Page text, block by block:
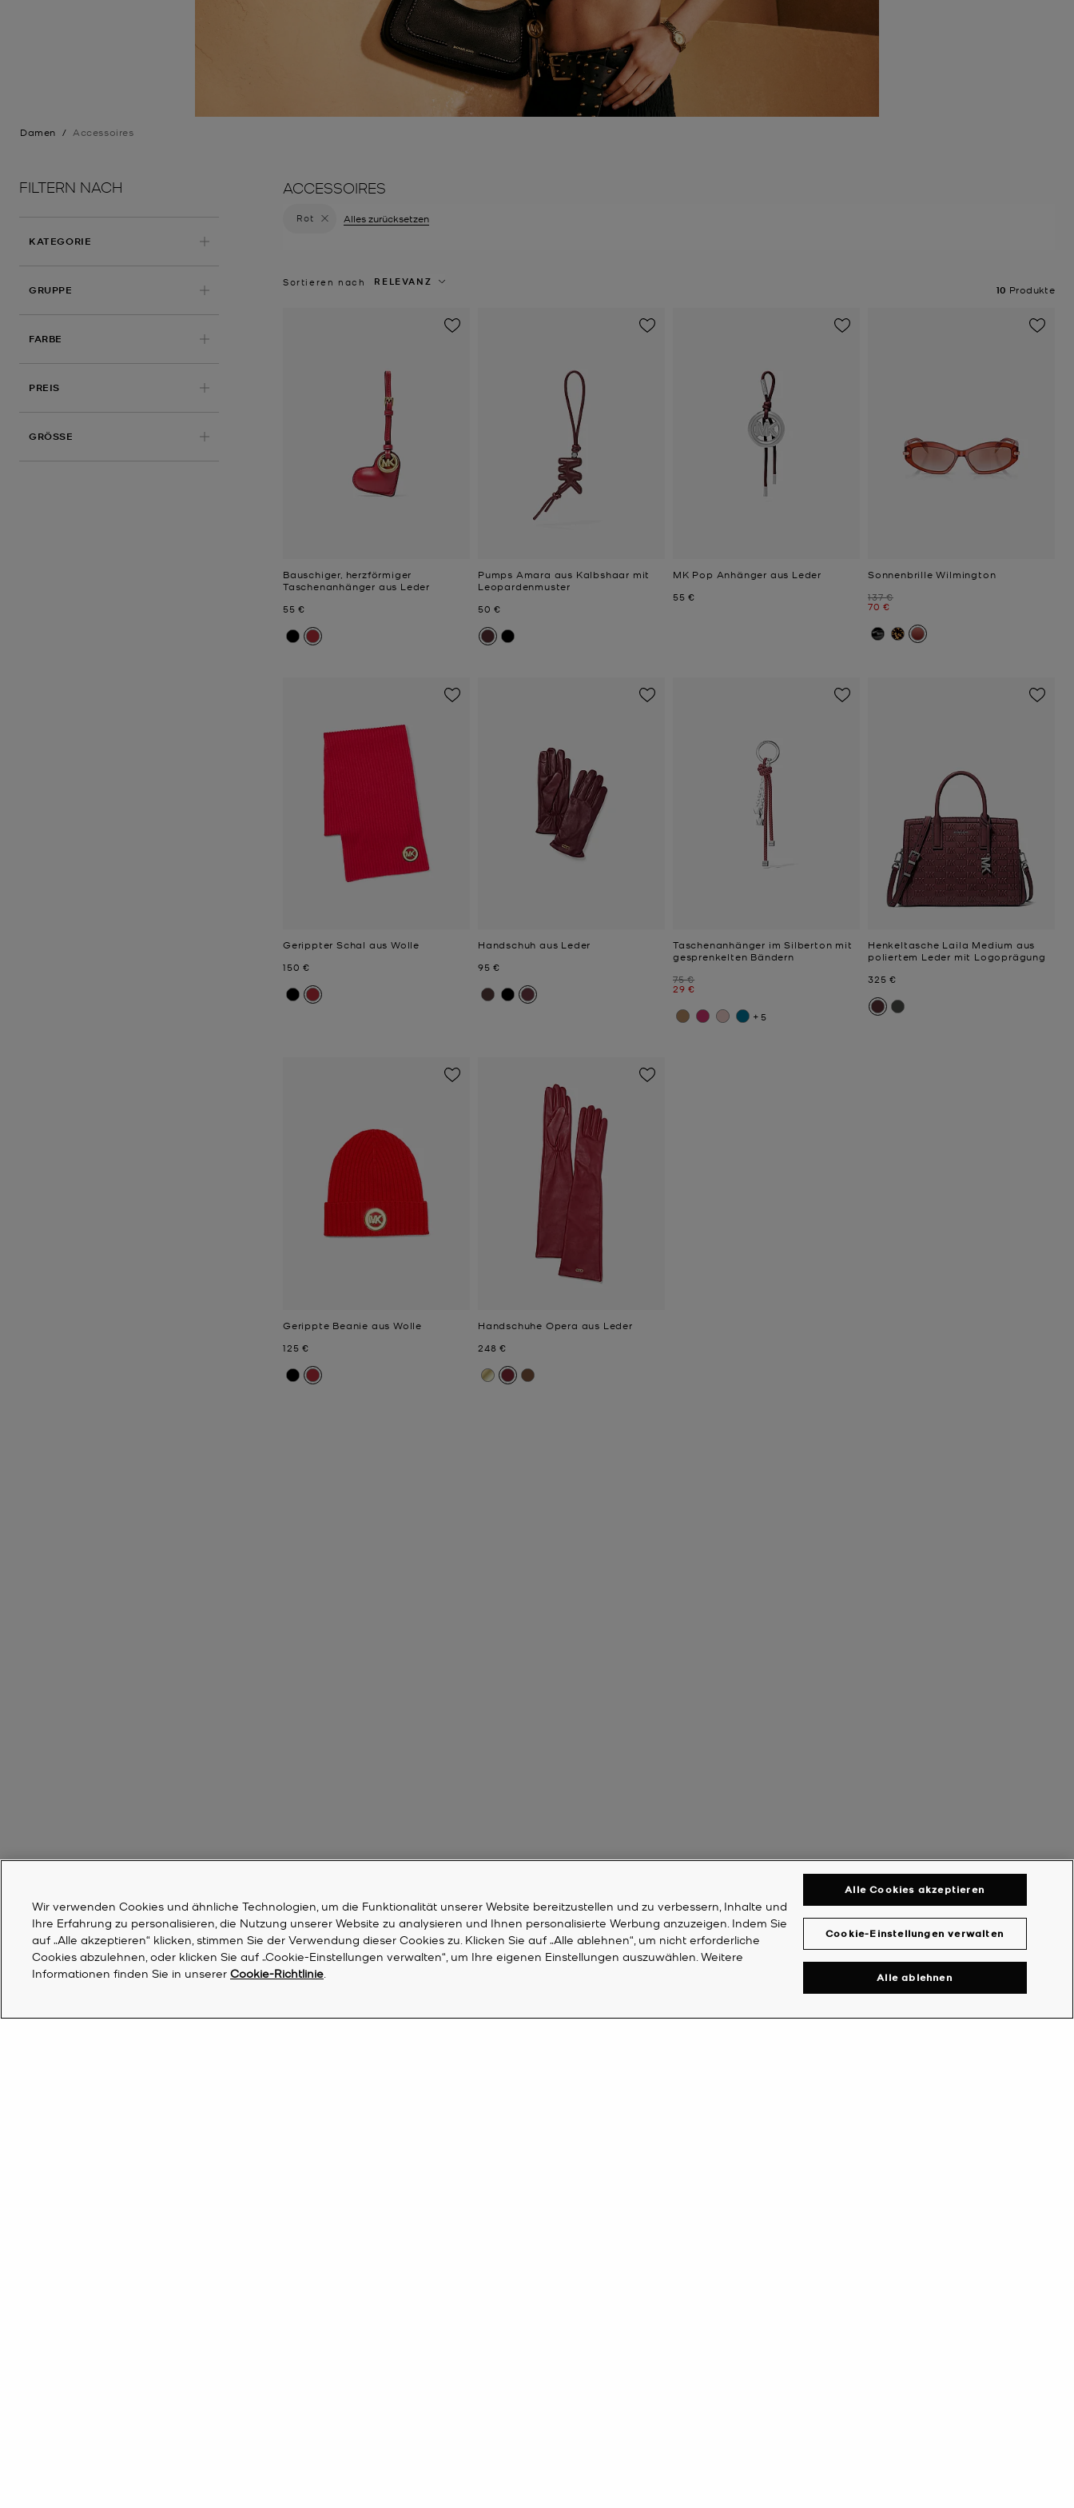
Damen / Accessoires
FILTERN NACH
KATEGORIE
GRUPPE
FARBE
PREIS
GRÖSSE
ACCESSOIRES
Filter Derzeit gefiltert nach Farbe: Rot entfernen
Rot Alles zurücksetzen
Sortieren nach RELEVANZ
10 Produkte
Bauschiger, herzförmiger
Taschenanhänger aus Leder
Jetzt
55 €
Pumps Amara aus Kalbshaar mit
Leopardenmuster
Jetzt
50 €
MK Pop Anhänger aus Leder
Jetzt
55 €
Sonnenbrille Wilmington
Zuvor
137 €
Jetzt
70 €
Gerippter Schal aus Wolle
Jetzt
150 €
Handschuh aus Leder
Jetzt
95 €
Taschenanhänger im Silberton mit
gesprenkelten Bändern
Zuvor
75 €
Jetzt
29 €
+5
Henkeltasche Laila Medium aus
poliertem Leder mit Logoprägung
Jetzt
325 €
Gerippte Beanie aus Wolle
Jetzt
125 €
Handschuhe Opera aus Leder
Jetzt
248 €
Wir verwenden Cookies und ähnliche Technologien, um die Funktionalität unserer Website bereitzustellen und zu verbessern, Inhalte und
Ihre Erfahrung zu personalisieren, die Nutzung unserer Website zu analysieren und Ihnen personalisierte Werbung anzuzeigen. Indem Sie
auf „Alle akzeptieren“ klicken, stimmen Sie der Verwendung dieser Cookies zu. Klicken Sie auf „Alle ablehnen“, um nicht erforderliche
Cookies abzulehnen, oder klicken Sie auf „Cookie-Einstellungen verwalten“, um Ihre eigenen Einstellungen auszuwählen. Weitere
Informationen finden Sie in unserer Cookie-Richtlinie
Cookie-Einstellungen verwalten
Alle ablehnen
Alle Cookies akzeptieren